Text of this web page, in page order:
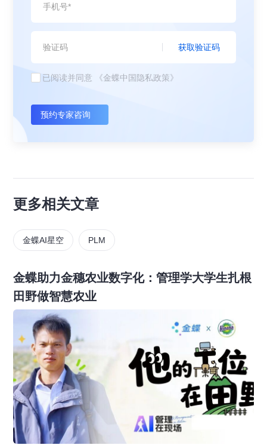
获取验证码
已阅读并同意 《金蝶中国隐私政策》
预约专家咨询
更多相关文章
金蝶AI星空 PLM
金蝶助力金穗农业数字化：管理学大学生扎根
田野做智慧农业